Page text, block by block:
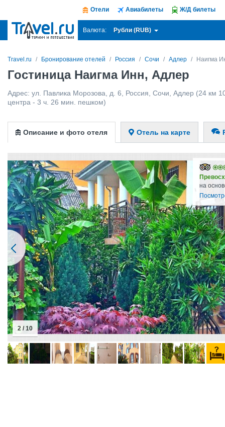
Отели Авиабилеты Ж/Д билеты
Валюта: Рубли (RUB)
Travel.ru Бронирование отелей Россия Сочи Адлер Наигма
Гостиница Наигма Инн, Адлер
Адрес: ул. Павлика Морозова, д. 6 Россия Сочи Адлер (24 км
центра - 3 ч. 26 мин. пешком)
Описание и фото отеля Отель на карте
на
2 / 10